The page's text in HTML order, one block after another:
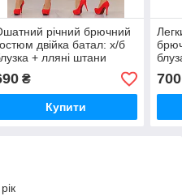
річний брючний
двійка батал: х/б
+ лляні штани
₴
Купити
700